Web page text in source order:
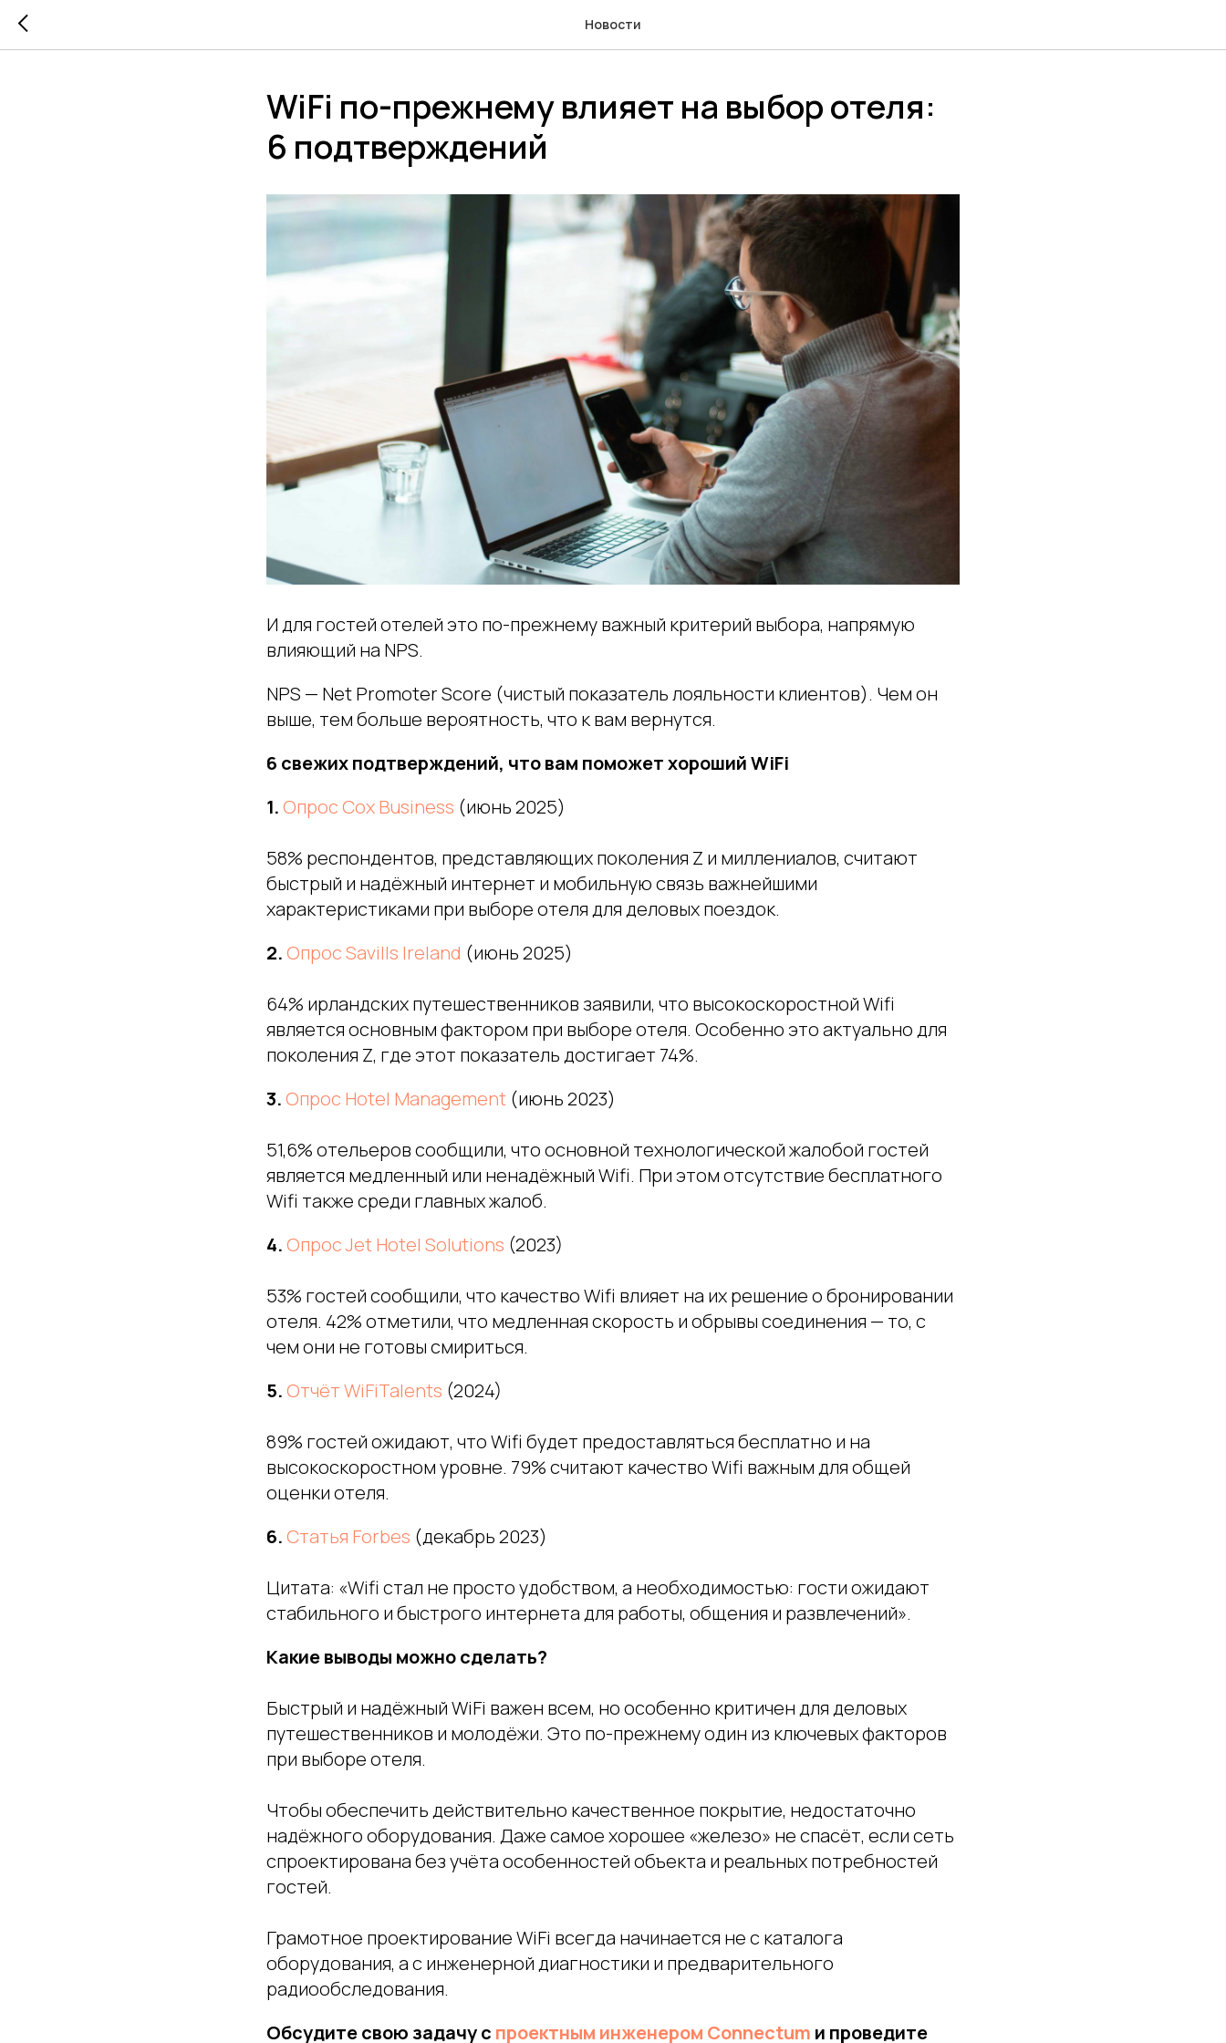
Новости
WiFi по-прежнему влияет на выбор отеля:
6 подтверждений
И для гостей отелей это по-прежнему важный критерий выбора, напрямую
влияющий на NPS.
NPS — Net Promoter Score (чистый показатель лояльности клиентов). Чем он
выше, тем больше вероятность, что к вам вернутся.
6 свежих подтверждений, что вам поможет хороший WiFi
1.Опрос Cox Business (июнь 2025)
58% респондентов, представляющих поколения Z и миллениалов, считают
быстрый и надёжный интернет и мобильную связь важнейшими
характеристиками при выборе отеля для деловых поездок.
2.Опрос Savills Ireland (июнь 2025)
64% ирландских путешественников заявили, что высокоскоростной Wifi
является основным фактором при выборе отеля. Особенно это актуально для
поколения Z, где этот показатель достигает 74%.
3.Опрос Hotel Management (июнь 2023)
51,6% отельеров сообщили, что основной технологической жалобой гостей
является медленный или ненадёжный Wifi. При этом отсутствие бесплатного
Wifi также среди главных жалоб.
4.Опрос Jet Hotel Solutions (2023)
53% гостей сообщили, что качество Wifi влияет на их решение о бронировании
отеля. 42% отметили, что медленная скорость и обрывы соединения — то, с
чем они не готовы смириться.
5.Отчёт WiFiTalents (2024)
89% гостей ожидают, что Wifi будет предоставляться бесплатно и на
высокоскоростном уровне. 79% считают качество Wifi важным для общей
оценки отеля.
6.Статья Forbes (декабрь 2023)
Цитата: «Wifi стал не просто удобством, а необходимостью: гости ожидают
стабильного и быстрого интернета для работы, общения и развлечений».
Какие выводы можно сделать?
Быстрый и надёжный WiFi важен всем, но особенно критичен для деловых
путешественников и молодёжи. Это по-прежнему один из ключевых факторов
при выборе отеля.
Чтобы обеспечить действительно качественное покрытие, недостаточно
надёжного оборудования. Даже самое хорошее «железо» не спасёт, если сеть
спроектирована без учёта особенностей объекта и реальных потребностей
гостей.
Грамотное проектирование WiFi всегда начинается не с каталога
оборудования, а с инженерной диагностики и предварительного
радиообследования.
Обсудите свою задачу с проектным инженером Connectum и проведите